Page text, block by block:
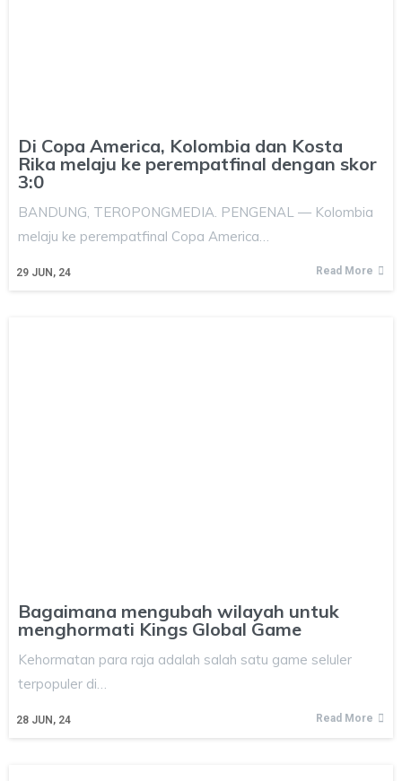
Di Copa America, Kolombia dan Kosta
Rika melaju ke perempatfinal dengan skor
3:0
29 JUN, 24
BANDUNG, TEROPONGMEDIA. PENGENAL — Kolombia
melaju ke perempatfinal Copa America…
Read More
Bagaimana mengubah wilayah untuk
menghormati Kings Global Game
28 JUN, 24
Kehormatan para raja adalah salah satu game seluler
terpopuler di…
Read More